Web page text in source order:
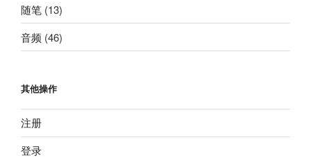
随笔 (13)
音频 (46)
其他操作
注册
登录